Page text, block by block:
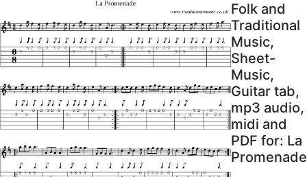
Folk and
Traditional
Music,
Sheet-
Music,
Guitar tab,
mp3 audio,
midi and
PDF for: La
Promenade